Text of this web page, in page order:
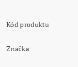
Kód produktu
Značka